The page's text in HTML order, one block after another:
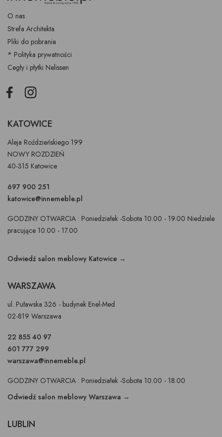
O nas
Strefa Architekta
Pliki do pobrania
* Polityka prywatności
Cegły i płytki Nelissen
FacebookInstagram
KATOWICE
Aleja Roździeńskiego 199
NOWY ROZDZIEŃ
40-315 Katowice
697 900 251
katowice@innemeble.pl
GODZINY OTWARCIA : Poniedziałek -Sobota 10.00 - 19.00 Niedziele
pracujące 10.00 - 17.00
Odwiedź salon meblowy Katowice →
WARSZAWA
ul. Puławska 326 - budynek Enel-Med
02-819 Warszawa
22 855 40 97
601 777 299
warszawa@innemeble.pl
GODZINY OTWARCIA : Poniedziałek -Sobota 10.00 - 18.00
Odwiedź salon meblowy Warszawa →
LUBLIN